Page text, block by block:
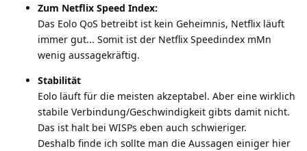
Zum Netflix Speed Index:
Das Eolo QoS betreibt ist kein Geheimnis, Netflix läuft
immer gut... Somit ist der Netflix Speedindex mMn
wenig aussagekräftig.
Stabilität
Eolo läuft für die meisten akzeptabel. Aber eine wirklich
stabile Verbindung/Geschwindigkeit gibts damit nicht.
Das ist halt bei WISPs eben auch schwieriger.
Deshalb finde ich sollte man die Aussagen einiger hier